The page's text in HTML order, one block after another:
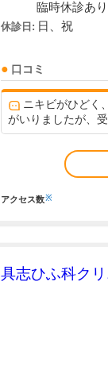
臨時休診あり
休診日: 日、祝
口コミ
ニキビがひどく
がいりましたが、
アクセス数※
具志ひふ科ク